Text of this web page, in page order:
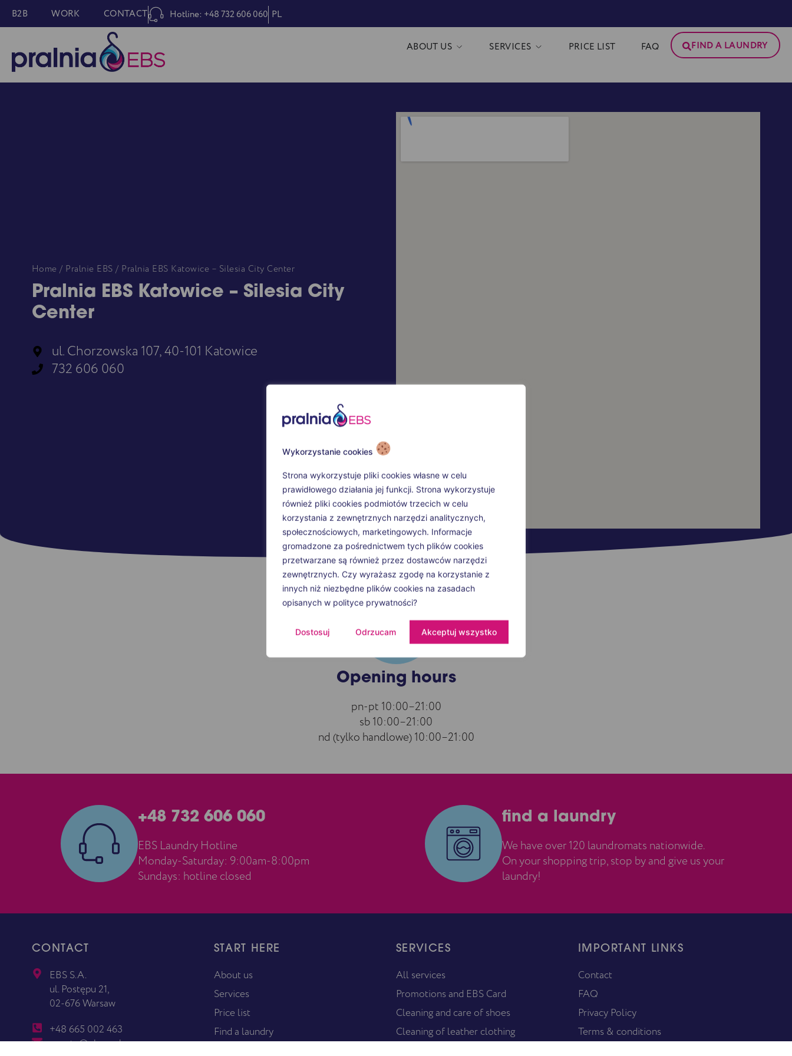
Wykorzystanie cookies
Strona wykorzystuje pliki cookies własne w celu
prawidłowego działania jej funkcji. Strona wykorzystuje
również pliki cookies podmiotów trzecich w celu
korzystania z zewnętrznych narzędzi analitycznych,
społecznościowych, marketingowych. Informacje
gromadzone za pośrednictwem tych plików cookies
przetwarzane są również przez dostawców narzędzi
zewnętrznych. Czy wyrażasz zgodę na korzystanie z
innych niż niezbędne plików cookies na zasadach
opisanych w polityce prywatności?
Dostosuj Odrzucam Akceptuj wszystko
B2B WORK CONTACT Hotline: +48 732 606 060 PL
ABOUT US SERVICES PRICE LIST FAQ FIND A LAUNDRY
Home / Pralnie EBS / Pralnia EBS Katowice – Silesia City Center
Pralnia EBS Katowice – Silesia City
Center
ul. Chorzowska 107, 40-101 Katowice
732 606 060
Opening hours
pn-pt 10:00–21:00
sb 10:00–21:00
nd (tylko handlowe) 10:00–21:00
+48 732 606 060
EBS Laundry Hotline
Monday-Saturday: 9:00am-8:00pm
Sundays: hotline closed
find a laundry
We have over 120 laundromats nationwide.
On your shopping trip, stop by and give us your
laundry!
CONTACT
EBS S.A.
ul. Postępu 21,
02-676 Warsaw
+48 665 002 463
poczta@ebssa.pl
START HERE
About us
Services
Price list
Find a laundry
SERVICES
All services
Promotions and EBS Card
Cleaning and care of shoes
Cleaning of leather clothing
IMPORTANT LINKS
Contact
FAQ
Privacy Policy
Terms & conditions